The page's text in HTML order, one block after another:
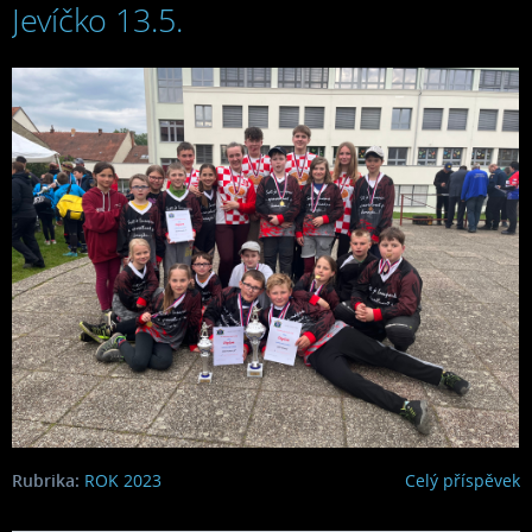
2023
Jevíčko 13.5.
Celý příspěvek
Rubrika: ROK 2023